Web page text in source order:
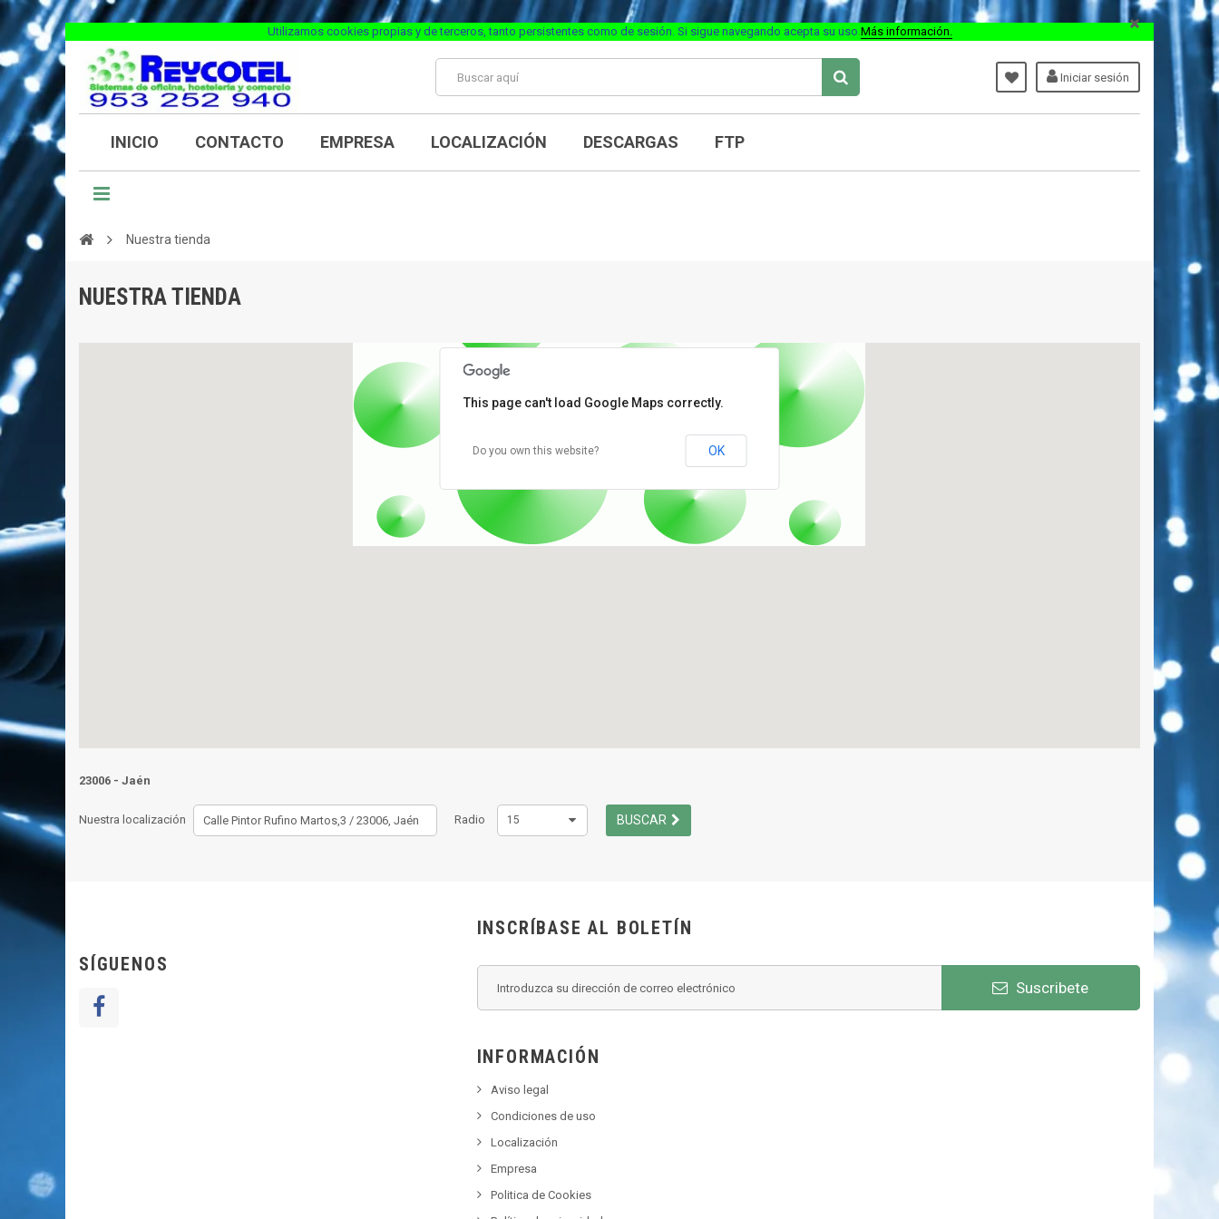
Utilizamos cookies propias y de terceros, tanto persistentes como de sesión. Si sigue navegando acepta su uso.Más información.
Iniciar sesión
INICIO CONTACTO EMPRESA LOCALIZACIÓN DESCARGAS FTP
Nuestra tienda
NUESTRA TIENDA
This page can't load Google Maps correctly.
Do you own this website? OK
23006 - Jaén
Nuestra localización Radio 15 BUSCAR
SÍGUENOS
INSCRÍBASE AL BOLETÍN
Suscribete
INFORMACIÓN
Aviso legal
Condiciones de uso
Localización
Empresa
Politica de Cookies